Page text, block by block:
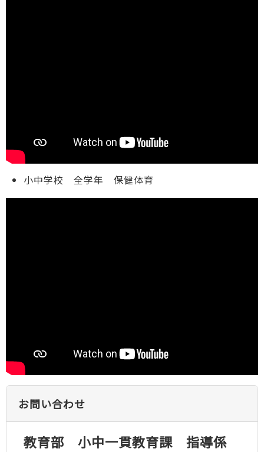
小中学校 全学年 保健体育
お問い合わせ
教育部 小中一貫教育課 指導係